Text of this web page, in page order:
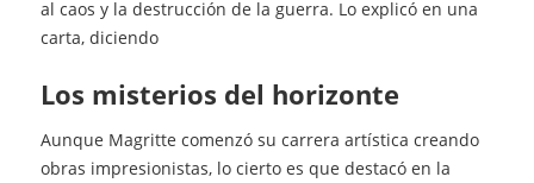
al caos y la destrucción de la guerra. Lo explicó en una
carta, diciendo
los misterios del horizonte
Aunque Magritte comenzó su carrera artística creando
obras impresionistas, lo cierto es que destacó en la